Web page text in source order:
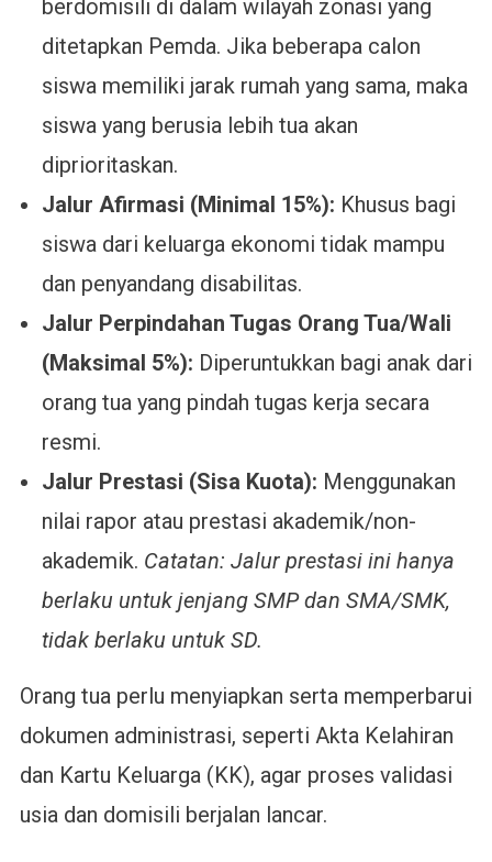
berdomisili di dalam wilayah zonasi yang
ditetapkan Pemda. Jika beberapa calon
siswa memiliki jarak rumah yang sama, maka
siswa yang berusia lebih tua akan
diprioritaskan.
Jalur Afirmasi (Minimal 15%): Khusus bagi
siswa dari keluarga ekonomi tidak mampu
dan penyandang disabilitas.
Jalur Perpindahan Tugas Orang Tua/Wali
(Maksimal 5%): Diperuntukkan bagi anak dari
orang tua yang pindah tugas kerja secara
resmi.
Jalur Prestasi (Sisa Kuota): Menggunakan
nilai rapor atau prestasi akademik/non-
akademik. Catatan: Jalur prestasi ini hanya
berlaku untuk jenjang SMP dan SMA/SMK,
tidak berlaku untuk SD.
Orang tua perlu menyiapkan serta memperbarui
dokumen administrasi, seperti Akta Kelahiran
dan Kartu Keluarga (KK), agar proses validasi
usia dan domisili berjalan lancar.